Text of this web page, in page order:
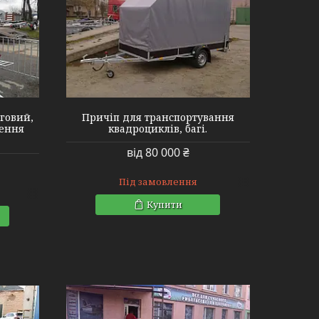
Причіп для транспортування
квадроциклів, багі.
від 80 000 ₴
Під замовлення
Купити